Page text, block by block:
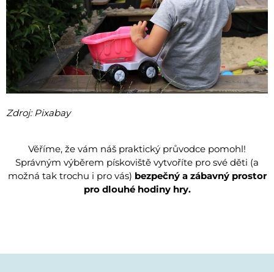
Zdroj: Pixabay
Věříme, že vám náš praktický průvodce pomohl!
Správným výběrem pískoviště vytvoříte pro své děti (a
možná tak trochu i pro vás) bezpečný a zábavný prostor
pro dlouhé hodiny hry.